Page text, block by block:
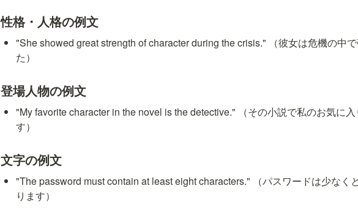
性格・人格の例文
"She showed great strength of character during the crisis." （彼女は危機の中
た）
登場人物の例文
"My favorite character in the novel is the detective." （その小説で私のお気に
す）
文字の例文
"The password must contain at least eight characters." （パスワードは少なく
ります）